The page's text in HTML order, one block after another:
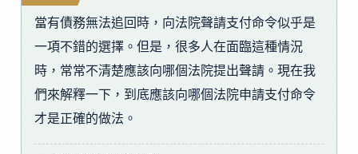
當有債務無法追回時，向法院聲請支付命令似乎是
一項不錯的選擇。但是，很多人在面臨這種情況
時，常常不清楚應該向哪個法院提出聲請。現在我
們來解釋一下，到底應該向哪個法院申請支付命令
才是正確的做法。